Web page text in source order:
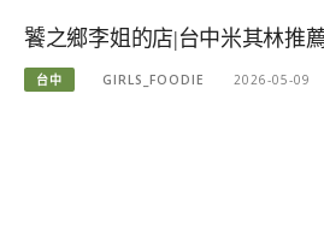
饕之鄉李姐的店|台中米其林推
台中 GIRLS_FOODIE 2026-05-09